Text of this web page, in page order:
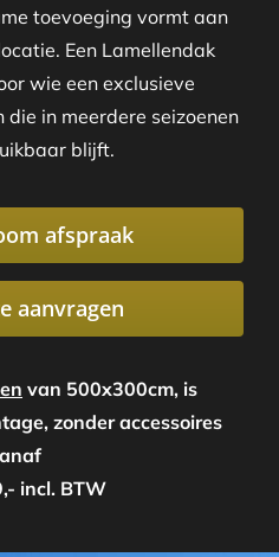
toevoeging vormt aan
Een Lamellendak
wie een exclusieve
in meerdere seizoenen
blijft.
afspraak
aanvragen
van 500x300cm, is
zonder accessoires
incl. BTW